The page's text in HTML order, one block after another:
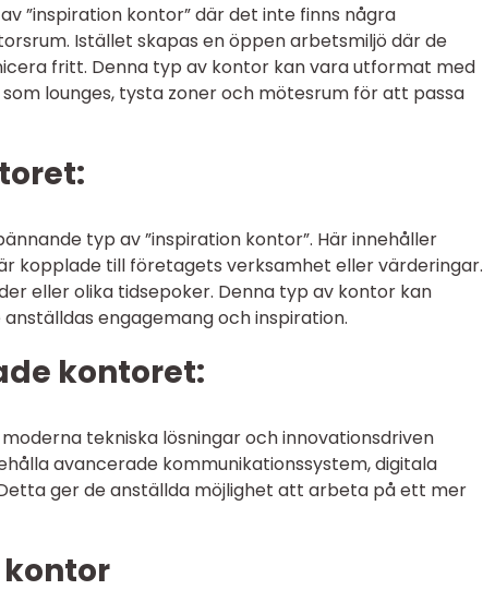
”inspiration kontor” där det inte finns några
Istället skapas en öppen arbetsmiljö där de
fritt. Denna typ av kontor kan vara utformat med
lounges, tysta zoner och mötesrum för att passa
typ av ”inspiration kontor”. Här innehåller
kopplade till företagets verksamhet eller värderingar.
eller olika tidsepoker. Denna typ av kontor kan
engagemang och inspiration.
kontoret:
tekniska lösningar och innovationsdriven
avancerade kommunikationssystem, digitala
ger de anställda möjlighet att arbeta på ett mer